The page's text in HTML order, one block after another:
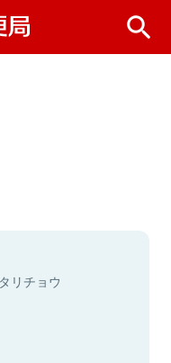
リチョウ